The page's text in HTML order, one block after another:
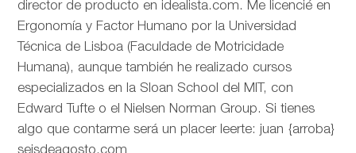
director de producto en idealista.com. Me licencié en
Ergonomía y Factor Humano por la Universidad
Técnica de Lisboa (Faculdade de Motricidade
Humana), aunque también he realizado cursos
especializados en la Sloan School del MIT, con
Edward Tufte o el Nielsen Norman Group. Si tienes
algo que contarme será un placer leerte: juan {arroba}